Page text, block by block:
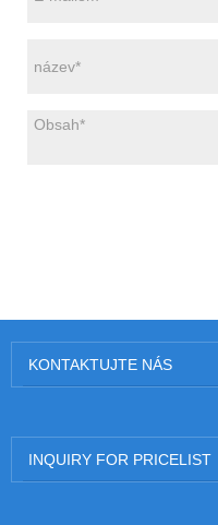
KONTAKTUJTE NÁS
INQUIRY FOR PRICELIST